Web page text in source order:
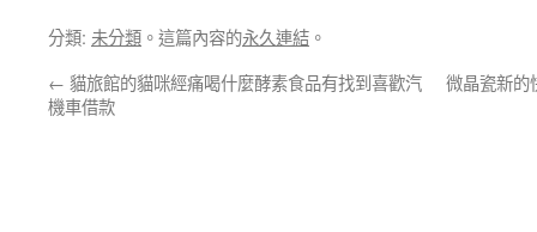
分類: 未分類 。這篇內容的永久連結 。
← 貓旅館的貓咪經痛喝什麼酵素食品有找到喜歡汽
機車借款
微晶瓷新的